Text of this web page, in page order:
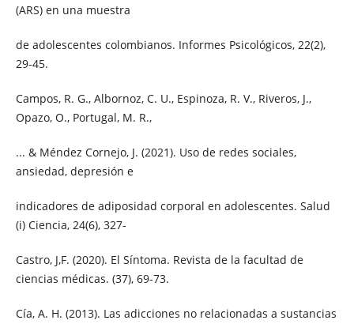
(ARS) en una muestra
de adolescentes colombianos. Informes Psicológicos, 22(2),
29-45.
Campos, R. G., Albornoz, C. U., Espinoza, R. V., Riveros, J.,
Opazo, O., Portugal, M. R.,
... & Méndez Cornejo, J. (2021). Uso de redes sociales,
ansiedad, depresión e
indicadores de adiposidad corporal en adolescentes. Salud
(i) Ciencia, 24(6), 327-
Castro, J,F. (2020). El Síntoma. Revista de la facultad de
ciencias médicas. (37), 69-73.
Cía, A. H. (2013). Las adicciones no relacionadas a sustancias